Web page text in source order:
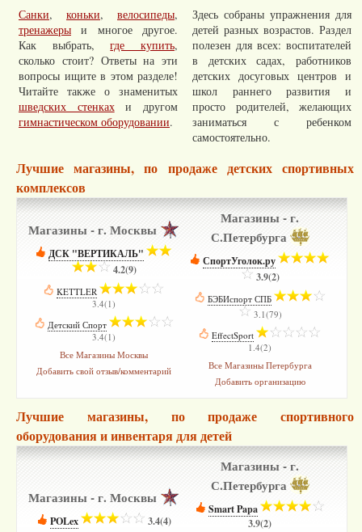
Санки, коньки, велосипеды,
тренажеры и многое другое.
Как выбрать,где купить,
сколько стоит? Ответы на эти
вопросы ищите в этом разделе!
Читайте также о знаменитых
шведских стенкахи другом
гимнастическом оборудовании.
Здесь собраны упражнения для
детей разных возрастов. Раздел
полезен для всех: воспитателей
в детских садах, работников
детских досуговых центров и
школ раннего развития и
просто родителей, желающих
заниматься с ребенком
самостоятельно.
Лучшие магазины, по продаже детских спортивных
комплексов
Магазины - г. Москвы
ДСК "ВЕРТИКАЛЬ"
4.2(9)
KETTLER
3.4(1)
Детский Спорт­
3.4(1)
Все Магазины Москвы
Добавить свой отзыв/комментарий
Магазины - г.
С.Петербурга
СпортУголок.ру
3.9(2)
БЭБИспорт СПБ­
3.1(79)
EffectSport
1.4(2)
Все Магазины Петербурга
Добавить организацию
Лучшие магазины, по продаже спортивного
оборудования и инвентаря для детей
Магазины - г. Москвы
POLex­ 3.4(4)
Магазины - г.
С.Петербурга
Smart Papa­
3.9(2)